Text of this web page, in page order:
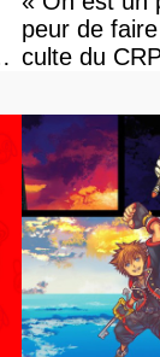
peur de
culte du